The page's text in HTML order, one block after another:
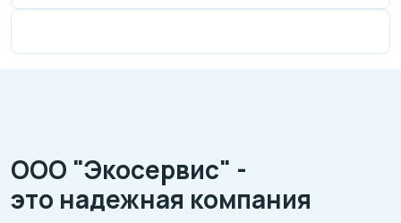
ООО "Экосервис" -
это надежная компания